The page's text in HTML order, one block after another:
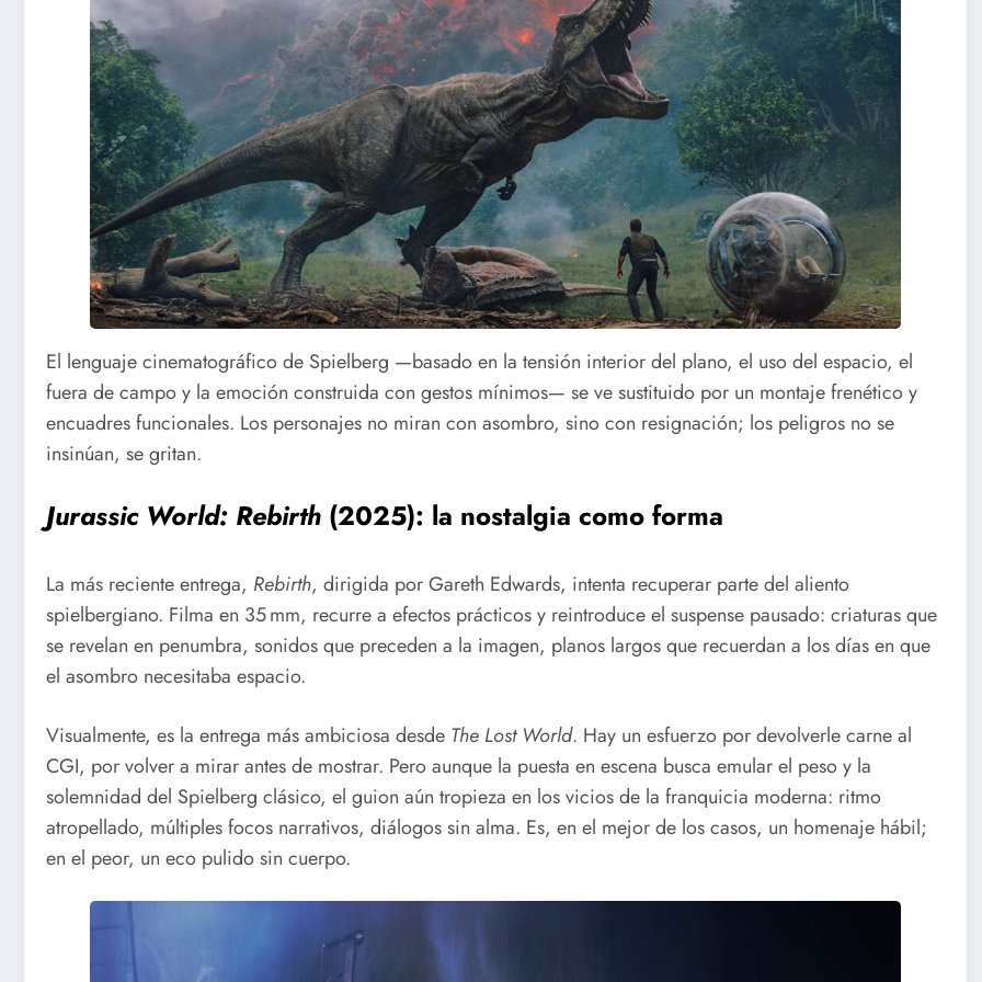
El lenguaje cinematográfico de Spielberg —basado en la tensión interior del plano, el uso del espacio, el
fuera de campo y la emoción construida con gestos mínimos— se ve sustituido por un montaje frenético y
encuadres funcionales. Los personajes no miran con asombro, sino con resignación; los peligros no se
insinúan, se gritan.
Jurassic World: Rebirth (2025): la nostalgia como forma
La más reciente entrega, Rebirth, dirigida por Gareth Edwards, intenta recuperar parte del aliento
spielbergiano. Filma en 35 mm, recurre a efectos prácticos y reintroduce el suspense pausado: criaturas que
se revelan en penumbra, sonidos que preceden a la imagen, planos largos que recuerdan a los días en que
el asombro necesitaba espacio.
Visualmente, es la entrega más ambiciosa desde The Lost World. Hay un esfuerzo por devolverle carne al
CGI, por volver a mirar antes de mostrar. Pero aunque la puesta en escena busca emular el peso y la
solemnidad del Spielberg clásico, el guion aún tropieza en los vicios de la franquicia moderna: ritmo
atropellado, múltiples focos narrativos, diálogos sin alma. Es, en el mejor de los casos, un homenaje hábil;
en el peor, un eco pulido sin cuerpo.